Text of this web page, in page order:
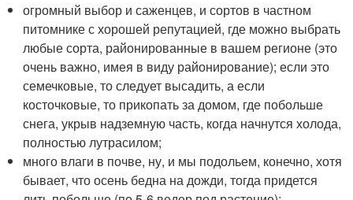
огромный выбор и саженцев, и сортов в частном
питомнике с хорошей репутацией, где можно выбрать
любые сорта, районированные в вашем регионе (это
очень важно, имея в виду районирование); если это
семечковые, то следует высадить, а если
косточковые, то прикопать за домом, где побольше
снега, укрыв надземную часть, когда начнутся холода,
полностью лутрасилом;
много влаги в почве, ну, и мы подольем, конечно, хотя
бывает, что осень бедна на дожди, тогда придется